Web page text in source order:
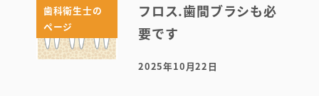
歯科衛生士の
ページ
フロス.歯間ブラシも必
要です
投稿日
2025年10月22日